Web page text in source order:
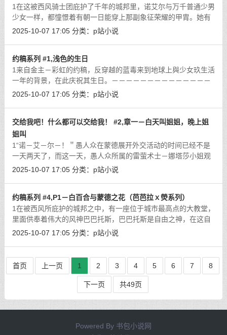
1在这被西风骑士团庇护了千年的城邦里，诺艾尔与万千普通少男
少女一样，都憧憬着有朝一日能穿上那副象征荣耀的甲胄。她有
着白色的头发与湖绿色的双眸，发型是不妨碍行动的过耳短发，
2025-10-07 17:05 分类： p站小说
约稿系列 #1,浅色的生日
1来自金主－彩虹的约稿，反穿越的蓝毒来到地球上與少女玖生活
一年的背景，在此庆祝其生日。－－－－－－－－－－－－－－
－－－－－－START－－－－－－－－－－－－－－－－－－－
2025-10-07 17:05 分类： p站小说
交给我吧！什么都可以交给我！ #2,章一－白天叫姐姐，晚上姐
姐叫
1“诺－艾－尔－！＂愚人众在蒙德展开外交活动的时间已经不是
一天两天了，而这一天，愚人众所属的雷萤术士－娜塔莎小姐观
察出了一件奇怪的事情。或者说，专属于蒙德人的咒语？在蒙德
2025-10-07 17:05 分类： p站小说
约稿系列 #4,P1－白百合与蒙德之花（芭芭拉ｘ熒系列）
1在被西风所庇护的城邦之中，有一座位于城市最高点的大教堂，
里面供奉着伟大的风神巴巴托斯，巴巴托斯是自由之神，在这自
由的城邦之中无人不歌颂着无处不在的风……特别是在喝醉酒之
2025-10-07 17:05 分类： p站小说
首页 上一页 1 2 3 4 5 6 7 8
下一页 共49页
Powered By 书包小说网